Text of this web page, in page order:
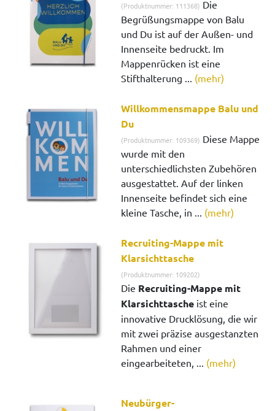
(Produktnummer: 111368) Die
Begrüßungsmappe von Balu
und Du ist auf der Außen- und
Innenseite bedruckt. Im
Mappenrücken ist eine
Stifthalterung ... (mehr)
Willkommensmappe Balu und
Du
(Produktnummer: 109369) Diese Mappe
wurde mit den
unterschiedlichsten Zubehören
ausgestattet. Auf der linken
Innenseite befindet sich eine
kleine Tasche, in ... (mehr)
Recruiting-Mappe mit
Klarsichttasche
(Produktnummer: 109202)
Die Recruiting-Mappe mit
Klarsichttasche ist eine
innovative Drucklösung, die wir
mit zwei präzise ausgestanzten
Rahmen und einer
eingearbeiteten, ... (mehr)
Neubürger-